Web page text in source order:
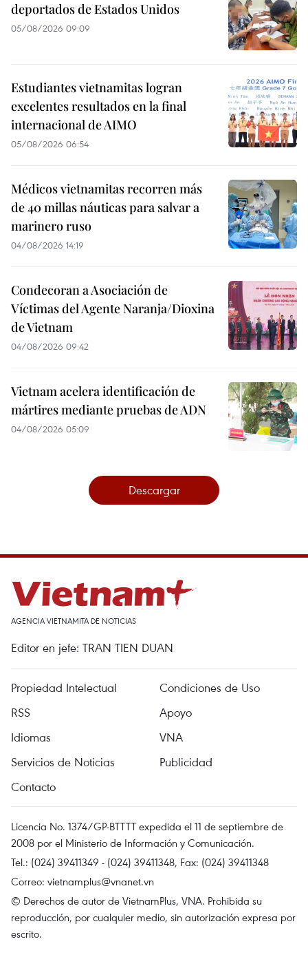
deportados de Estados Unidos
05/08/2026 09:09
Estudiantes vietnamitas logran
excelentes resultados en la final
internacional de AIMO
05/08/2026 06:54
Médicos vietnamitas recorren más
de 40 millas náuticas para salvar a
marinero ruso
04/08/2026 14:19
Condecoran a Asociación de
Víctimas del Agente Naranja/Dioxina
de Vietnam
04/08/2026 09:42
Vietnam acelera identificación de
mártires mediante pruebas de ADN
04/08/2026 05:09
Descargar
AGENCIA VIETNAMITA DE NOTICIAS
Editor en jefe: TRAN TIEN DUAN
Propiedad Intelectual
Condiciones de Uso
RSS
Apoyo
Idiomas
VNA
Servicios de Noticias
Publicidad
Contacto
Licencia No. 1374/GP-BTTTT expedida el 11 de septiembre de
2008 por el Ministerio de Información y Comunicación.
Tel.: (024) 39411349 - (024) 39411348, Fax: (024) 39411348
Correo: vietnamplus@vnanet.vn
© Derechos de autor de VietnamPlus, VNA. Prohibida su
reproducción, por cualquier medio, sin autorización expresa por
escrito.